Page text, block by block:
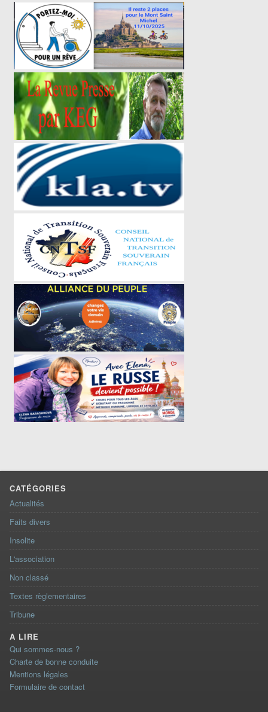
CATÉGORIES
Actualités
Faits divers
Insolite
L'association
Non classé
Textes règlementaires
Tribune
A LIRE
Qui sommes-nous ?
Charte de bonne conduite
Mentions légales
Formulaire de contact